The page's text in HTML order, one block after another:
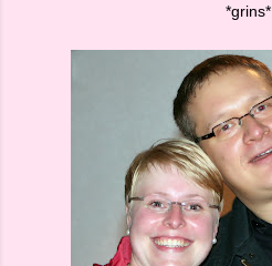
*grins*